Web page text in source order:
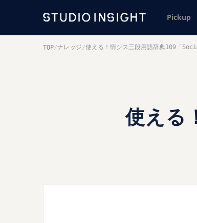
Pickup
TOP/ナレッジ /使える！情シス三段用語辞典109「
使える